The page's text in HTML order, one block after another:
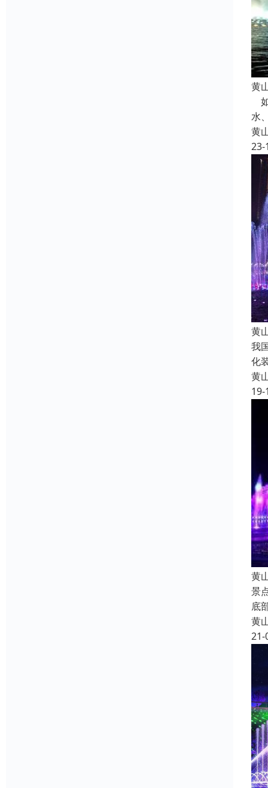
黄
水
黄
23-
黄
我
化
黄
19-
黄
景
底
黄
21-